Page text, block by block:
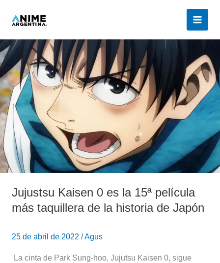
Jujustsu Kaisen 0 es la 15ª película
más taquillera de la historia de Japón
25 de abril de 2022 /Agus
La cinta de Park Sung-hoo, Jujutsu Kaisen 0, sigue
Jujustsu
Kaisen
0
es
la
15ª
película
más
taquillera
de
la
de
Japón